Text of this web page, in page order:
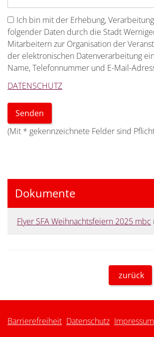
Ich bin mit der Erhebung,
folgender Daten durch die Stadt
Mitarbeitern zur Organisation der
der elektronischen Datenverarbeitung
Name, Telefonnummer und E-Mail-
DATENSCHUTZ
(Mit * gekennzeichnete Felder sind
Dokumente
Flyer SFA Weihnachtsfeiern 2025 mbc
zurück
Barrierefreiheit Datenschutz Impressum